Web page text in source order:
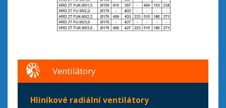
Ventilátory
Hliníkové radiální ventilátory